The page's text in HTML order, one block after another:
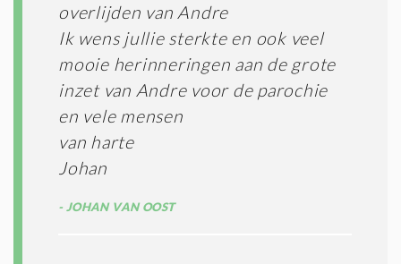
overlijden van Andre
Ik wens jullie sterkte en ook veel
mooie herinneringen aan de grote
inzet van Andre voor de parochie
en vele mensen
van harte
Johan
JOHAN VAN OOST